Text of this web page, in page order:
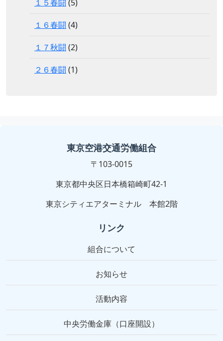
１５春闘 (5)
１６春闘 (4)
１７秋闘 (2)
２６春闘 (1)
東京空港交通労働組合
〒103-0015
東京都中央区日本橋箱崎町42-1
東京シティエアターミナル 本館2階
リンク
組合について
お知らせ
活動内容
中央労働金庫（口座開設）